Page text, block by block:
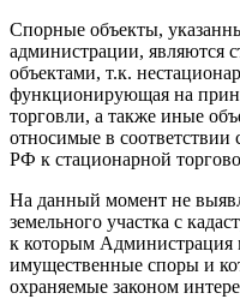
Спорные объекты,
администрации, являются
объектами, т.к.
функционирующая на
торговли, а также иные
относимые в
РФ к стационарной
На данный момент не
земельного участка с
к которым Администрация
имущественные споры и
охраняемые законом